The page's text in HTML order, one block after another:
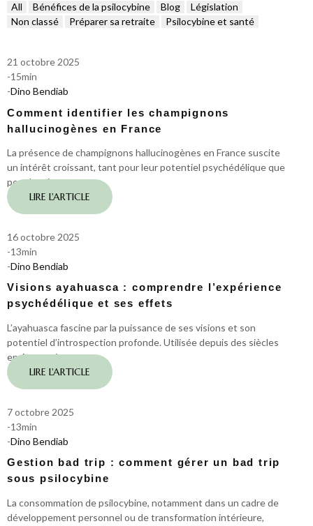
All Bénéfices de la psilocybine Blog
Législation
Non classé
Préparer sa retraite Psilocybine et santé
21 octobre 2025
-15min
-Dino Bendiab
Comment identifier les champignons
hallucinogènes en France
La présence de champignons hallucinogènes en France suscite
un intérêt croissant, tant pour leur potentiel psychédélique que
pour les risques…
LIRE L'ARTICLE
16 octobre 2025
-13min
-Dino Bendiab
Visions ayahuasca : comprendre l’expérience
psychédélique et ses effets
L’ayahuasca fascine par la puissance de ses visions et son
potentiel d’introspection profonde. Utilisée depuis des siècles
en Amazonie, cette…
LIRE L'ARTICLE
7 octobre 2025
-13min
-Dino Bendiab
Gestion bad trip : comment gérer un bad trip
sous psilocybine
La consommation de psilocybine, notamment dans un cadre de
développement personnel ou de transformation intérieure,